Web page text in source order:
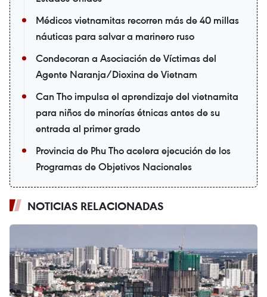
Médicos vietnamitas recorren más de 40 millas
náuticas para salvar a marinero ruso
Condecoran a Asociación de Víctimas del
Agente Naranja/Dioxina de Vietnam
Can Tho impulsa el aprendizaje del vietnamita
para niños de minorías étnicas antes de su
entrada al primer grado
Provincia de Phu Tho acelera ejecución de los
Programas de Objetivos Nacionales
NOTICIAS RELACIONADAS